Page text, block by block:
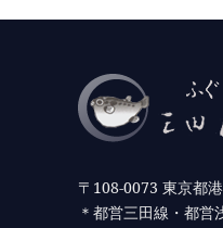
〒108-0073 東京都
＊都営三田線・都